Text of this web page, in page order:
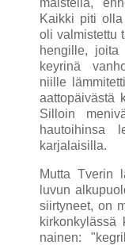
maistella,
Kaikki piti
oli valmistettu
hengille, joita
keyrinä
niille
aattopäivästä
Silloin
hautoihinsa
karjalaisilla.
Mutta Tverin
luvun
siirtyneet, on
nainen: